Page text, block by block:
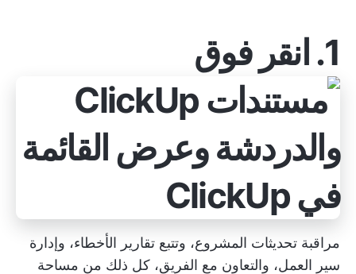
1. انقر فوق
مراقبة تحديثات المشروع، وتتبع تقارير الأخطاء، وإدارة
سير العمل، والتعاون مع الفريق، كل ذلك من مساحة